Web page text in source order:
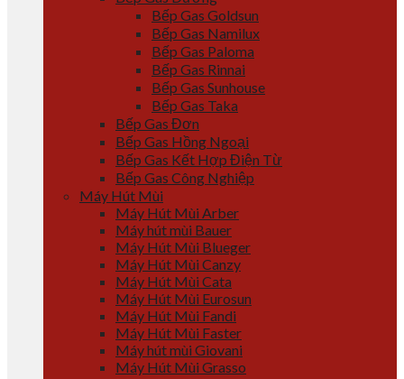
Bếp Gas Goldsun
Bếp Gas Namilux
Bếp Gas Paloma
Bếp Gas Rinnai
Bếp Gas Sunhouse
Bếp Gas Taka
Bếp Gas Đơn
Bếp Gas Hồng Ngoại
Bếp Gas Kết Hợp Điện Từ
Bếp Gas Công Nghiệp
Máy Hút Mùi
Máy Hút Mùi Arber
Máy hút mùi Bauer
Máy Hút Mùi Blueger
Máy Hút Mùi Canzy
Máy Hút Mùi Cata
Máy Hút Mùi Eurosun
Máy Hút Mùi Fandi
Máy Hút Mùi Faster
Máy hút mùi Giovani
Máy Hút Mùi Grasso